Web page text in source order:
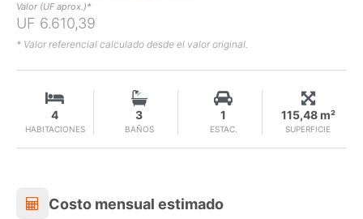
Valor (UF aprox.)*
UF 6.610,39
* Valor referencial calculado desde el valor original.
HABITACIONES
4
BAÑOS
3
ESTAC.
1
SUPERFICIE
115,48 m²
Costo mensual estimado
Costo mensual estimado